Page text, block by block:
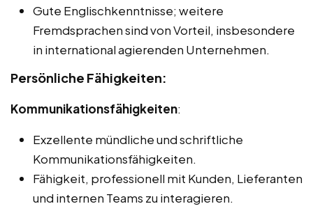
Gute Englischkenntnisse; weitere
Fremdsprachen sind von Vorteil, insbesondere
in international agierenden Unternehmen.
Persönliche Fähigkeiten:
Kommunikationsfähigkeiten:
Exzellente mündliche und schriftliche
Kommunikationsfähigkeiten.
Fähigkeit, professionell mit Kunden, Lieferanten
und internen Teams zu interagieren.